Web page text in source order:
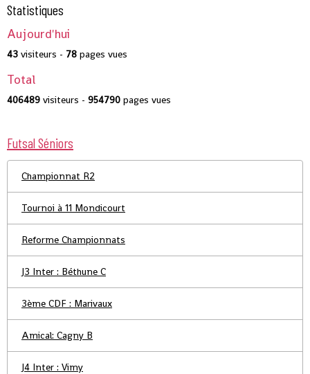
Statistiques
Aujourd'hui
43 visiteurs - 78 pages vues
Total
406489 visiteurs - 954790 pages vues
Futsal Séniors
Championnat R2
Tournoi à 11 Mondicourt
Reforme Championnats
J3 Inter : Béthune C
3ème CDF : Marivaux
Amical: Cagny B
J4 Inter : Vimy